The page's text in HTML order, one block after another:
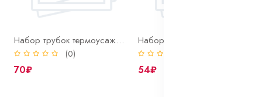
Набор трубок термоусаж. цветных 10/5, 10шт. по 100мм.
(0)
70₽ 54₽